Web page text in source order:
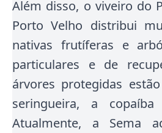
Além disso, o viveiro do
Porto Velho distribui
nativas frutíferas e
particulares e de
árvores protegidas
seringueira, a
Atualmente, a Sema